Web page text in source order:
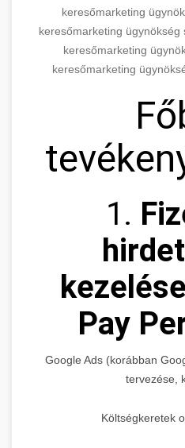
keresőmarketing
keresőmarketing
keresőmarketing
keresőmarketing
1.
Pay
Google Ads (korábban
tervezése,
Költségkeretek